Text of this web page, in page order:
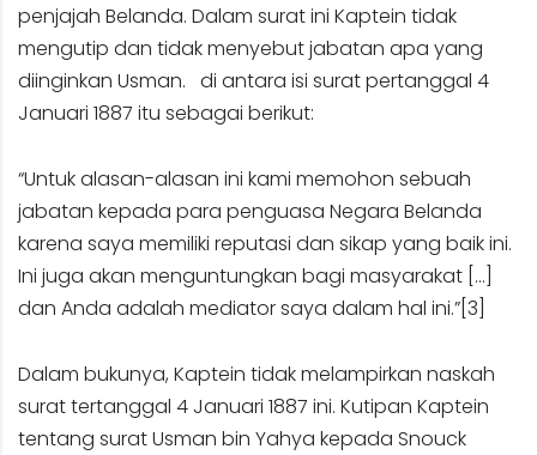
penjajah Belanda. Dalam surat ini Kaptein tidak
mengutip dan tidak menyebut jabatan apa yang
diinginkan Usman. di antara isi surat pertanggal 4
Januari 1887 itu sebagai berikut:
“Untuk alasan-alasan ini kami memohon sebuah
jabatan kepada para penguasa Negara Belanda
karena saya memiliki reputasi dan sikap yang baik ini.
Ini juga akan menguntungkan bagi masyarakat […]
dan Anda adalah mediator saya dalam hal ini.” [3]
Dalam bukunya, Kaptein tidak melampirkan naskah
surat tertanggal 4 Januari 1887 ini. Kutipan Kaptein
tentang surat Usman bin Yahya kepada Snouck